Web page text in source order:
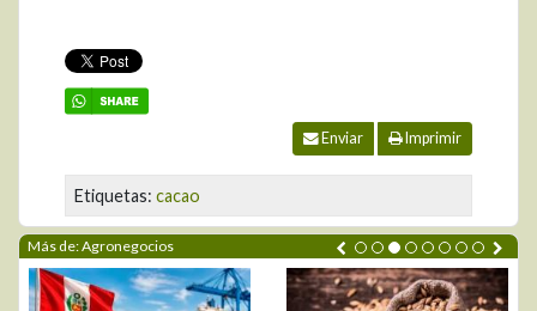
Enviar Imprimir
Etiquetas: cacao
Más de: Agronegocios